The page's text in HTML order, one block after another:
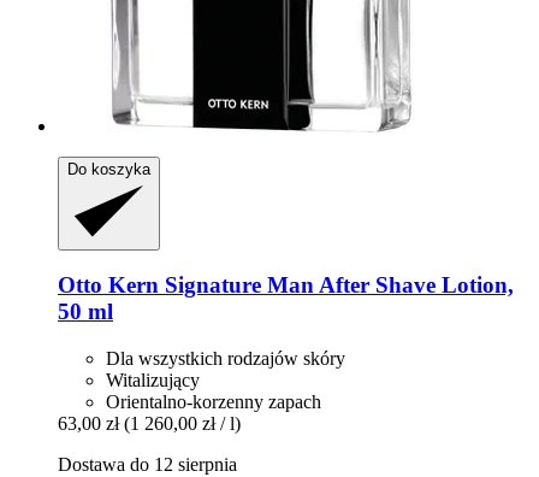
Do koszyka
Otto Kern Signature Man After Shave Lotion,
50 ml
Dla wszystkich rodzajów skóry
Witalizujący
Orientalno-korzenny zapach
63,00 zł (1 260,00 zł / l)
Dostawa do 12 sierpnia